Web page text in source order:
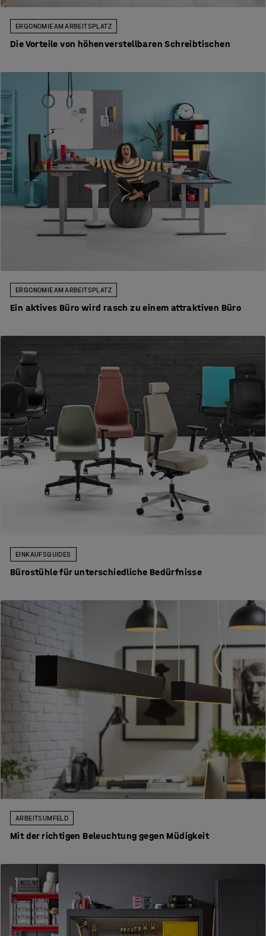
ERGONOMIE AM ARBEITSPLATZ
Die Vorteile von höhenverstellbaren Schreibtischen
ERGONOMIE AM ARBEITSPLATZ
Ein aktives Büro wird rasch zu einem attraktiven Büro
EINKAUFSGUIDES
Bürostühle für unterschiedliche Bedürfnisse
ARBEITSUMFELD
Mit der richtigen Beleuchtung gegen Müdigkeit